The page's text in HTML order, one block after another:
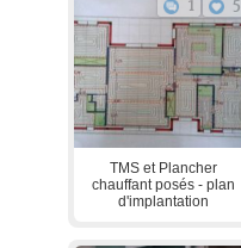
1 5
TMS et Plancher
chauffant posés - plan
d'implantation